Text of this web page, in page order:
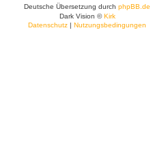
Deutsche Übersetzung durch phpBB.de
Dark Vision ©Kirk
Datenschutz | Nutzungsbedingungen